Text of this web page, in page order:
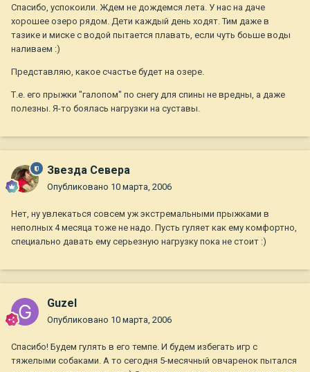
Спасибо, успокоили. Ждем не дождемся лета. У нас на даче
хорошее озеро рядом. Дети каждый день ходят. Тим даже в
тазике и миске с водой пытается плавать, если чуть боьше воды
наливаем :)
Представляю, какое счастье будет на озере.
Т.е. его прыжки "галопом" по снегу для спины не вредны, а даже
полезны. Я-то боялась нагрузки на суставы.
Звезда Севера
Опубликовано 10 марта, 2006
Нет, ну увлекаться совсем уж экстремальными прыжками в
неполных 4 месяца тоже не надо. Пусть гуляет как ему комфортно,
специально давать ему серьезную нагрузку пока не стоит :)
Guzel
Опубликовано 10 марта, 2006
Спасибо! Будем гулять в его темпе. И будем избегать игр с
тяжелыми собаками. А то сегодня 5-месячный овчаренок пытался